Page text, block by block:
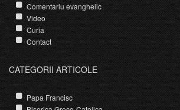
Comentariu evanghelic
Video
Curia
Contact
CATEGORII ARTICOLE
Papa Francisc